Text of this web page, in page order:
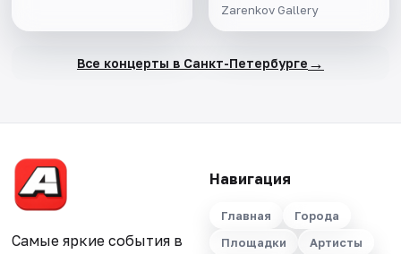
Zarenkov Gallery
Все концерты в Санкт-Петербурге →
Самые яркие события в
Навигация
Главная
Города
Площадки
Артисты